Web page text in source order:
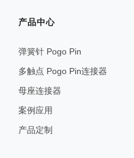
产品中心
弹簧针 Pogo Pin
多触点 Pogo Pin连接器
母座连接器
案例应用
产品定制